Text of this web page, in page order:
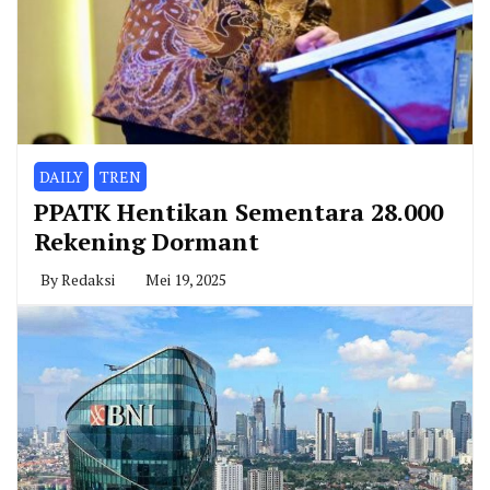
DAILY TREN
PPATK Hentikan Sementara 28.000
Rekening Dormant
ByRedaksi Mei 19, 2025